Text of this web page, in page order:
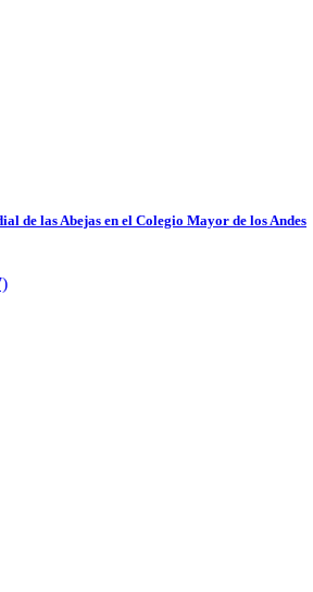
de las Abejas en el Colegio Mayor de los Andes